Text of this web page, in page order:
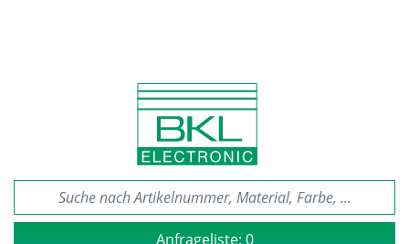
Anfrageliste: 0